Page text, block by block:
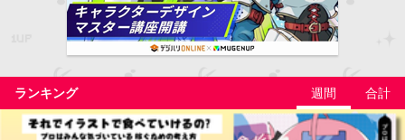
ランキング 週間 合計